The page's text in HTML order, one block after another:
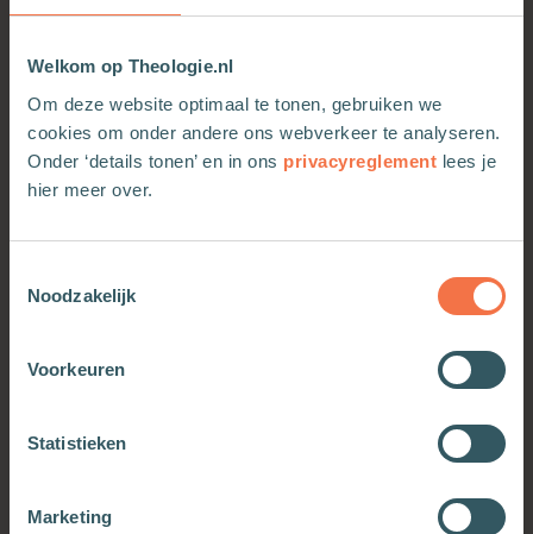
Welkom op Theologie.nl
Om deze website optimaal te tonen, gebruiken we
cookies om onder andere ons webverkeer te analyseren.
Onder ‘details tonen’ en in ons privacyreglement lees je
hier meer over.
Noodzakelijk
Voorkeuren
Statistieken
Marketing
media en cultuur aan de Faculteit
Cultuurwetenschappen van de Open Universiteit.
Hij publiceerde eerderTranscendence and
inscription. Jacques Derrida on Metaphysics, Ethics and
Religion (2019) en veel artikelen over
Meer van deze auteur